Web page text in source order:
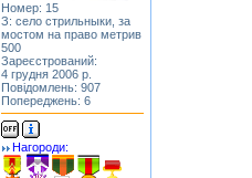
Номер: 15
З: село стрильныки, за
мостом на право метрив
500
Зареєстрований:
4 грудня 2006 р.
Повідомлень: 907
Попереджень: 6
Нагороди: